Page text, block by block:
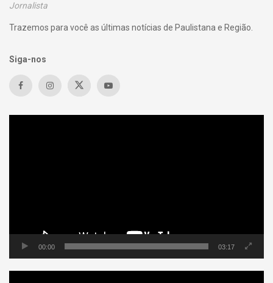
Jornalista
Trazemos para você as últimas notícias de Paulistana e Região.
Siga-nos
00:00 03:17